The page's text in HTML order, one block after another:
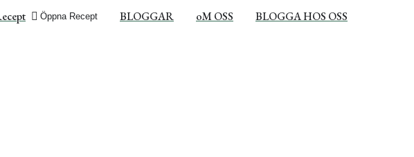
Öppna Recept BLOGGAR oM OSS BLOGGA HOS OSS